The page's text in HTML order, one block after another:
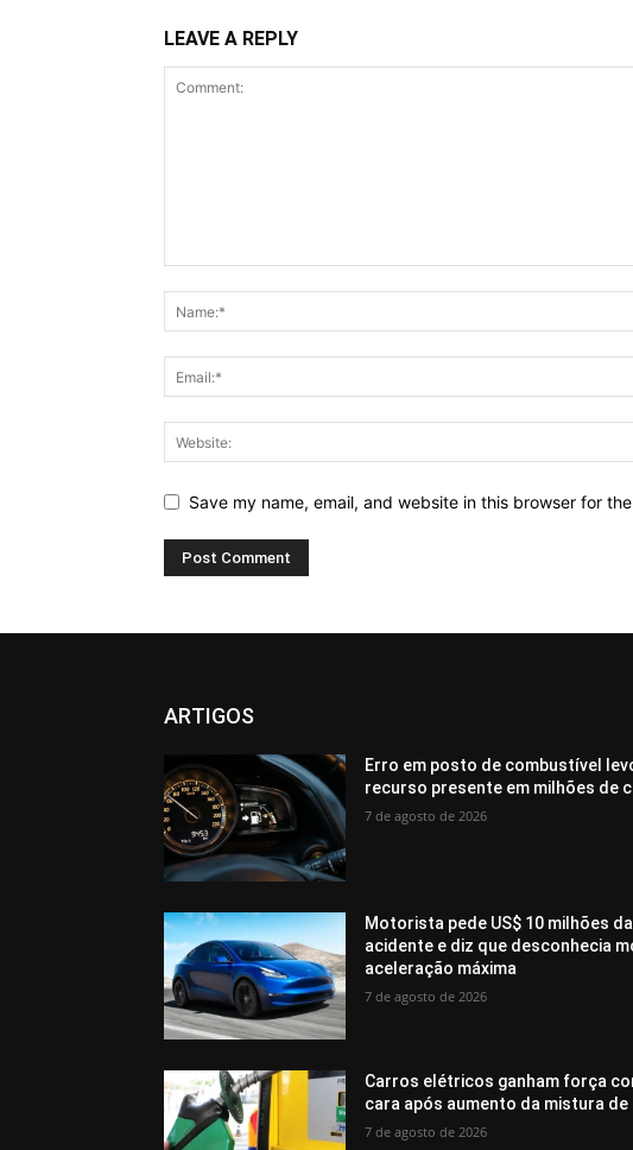
LEAVE A REPLY
Save my name, email, and website in this browser for
ARTIGOS
Erro em posto de combustível
recurso presente em milhões de
7 de agosto de 2026
Motorista pede US$ 10 milhões
acidente e diz que desconhecia
aceleração máxima
7 de agosto de 2026
Carros elétricos ganham força
cara após aumento da mistura de
7 de agosto de 2026